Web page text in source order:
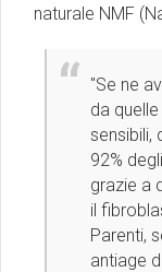
naturale NMF
''Se ne
da
sensibili,
92%
grazie a
il
Parenti,
antiage